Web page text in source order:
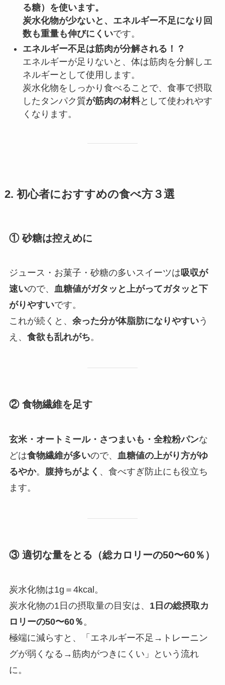
る糖）を使います。
炭水化物が少ないと、エネルギー不足になり回
数も重量も伸びにくいです。
エネルギー不足は筋肉が分解される！？
エネルギーが足りないと、体は筋肉を分解しエ
ネルギーとして使用します。
炭水化物をしっかり食べることで、食事で摂取
したタンパク質が筋肉の材料として使われやす
くなります。
2. 初心者におすすめの食べ方３選
① 砂糖は控えめに
ジュース・お菓子・砂糖の多いスイーツは吸収が
速いので、 血糖値がガタッと上がってガタッと下
がりやすいです。
これが続くと、 余った分が体脂肪になりやすいう
え、 食欲も乱れがち。
② 食物繊維を足す
玄米・オートミール・さつまいも・全粒粉パンな
どは食物繊維が多いので、
血糖値の上がり方がゆ
るやか。 腹持ちがよく 、食べすぎ防止にも役立ち
ます。
③ 適切な量をとる（総カロリーの50〜60％）
炭水化物は1g＝4kcal。
炭水化物の1日の摂取量の目安は、 1日の総摂取カ
ロリーの50〜60％。
極端に減らすと、「エネルギー不足→トレーニン
グが弱くなる→筋肉がつきにくい」という流れ
に。